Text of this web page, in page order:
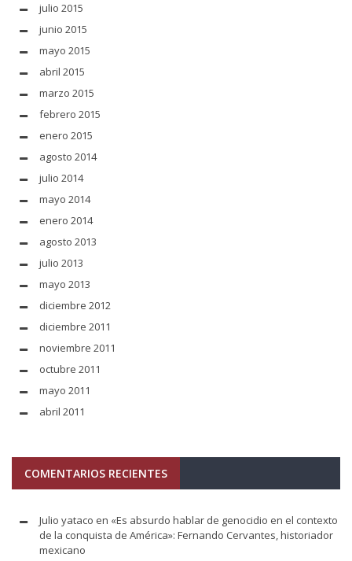
julio 2015
junio 2015
mayo 2015
abril 2015
marzo 2015
febrero 2015
enero 2015
agosto 2014
julio 2014
mayo 2014
enero 2014
agosto 2013
julio 2013
mayo 2013
diciembre 2012
diciembre 2011
noviembre 2011
octubre 2011
mayo 2011
abril 2011
COMENTARIOS RECIENTES
Julio yataco en «Es absurdo hablar de genocidio en el contexto
de la conquista de América»: Fernando Cervantes, historiador
mexicano